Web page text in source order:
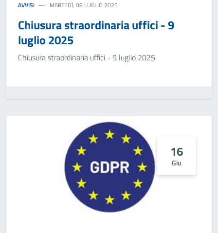
AVVISI MARTEDÌ, 08 LUGLIO 2025
Chiusura straordinaria uffici - 9
luglio 2025
Chiusura straordinaria uffici - 9 luglio 2025
16
Giu